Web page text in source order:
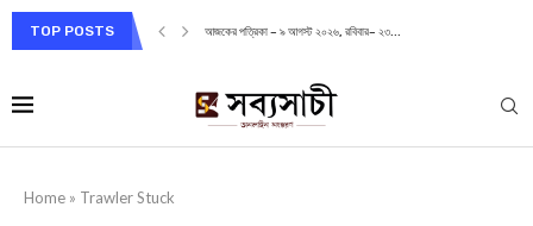
TOP POSTS আজকের পত্রিকা – ৯ আগস্ট ২০২৬, রবিবার– ২৩...
Home » Trawler Stuck